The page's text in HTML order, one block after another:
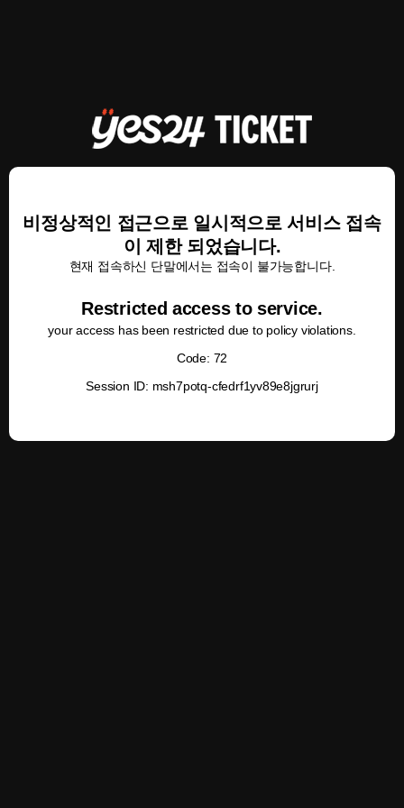
비정상적인 접근으로 일시적으로 서비스 접속
이 제한 되었습니다.
현재 접속하신 단말에서는 접속이 불가능합니다.
Restricted access to service.
your access has been restricted due to policy violations.
Code: 72
Session ID: msh7potq-cfedrf1yv89e8jgrurj